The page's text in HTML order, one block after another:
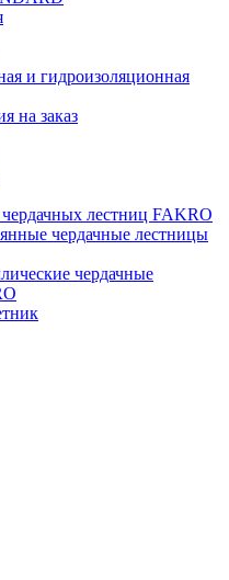
и гидроизоляционная
на заказ
лестниц FAKRO
чердачные лестницы
чердачные